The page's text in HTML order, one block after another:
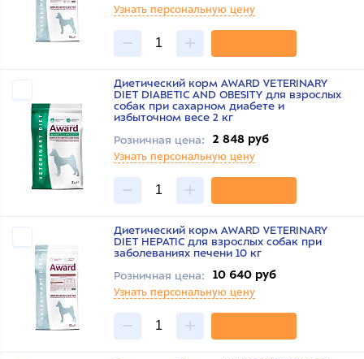
Узнать персональную цену
Диетический корм AWARD VETERINARY
DIET DIABETIC AND OBESITY для взрослых
собак при сахарном диабете и
избыточном весе 2 кг
Розничная цена:
2 848 руб
Узнать персональную цену
Диетический корм AWARD VETERINARY
DIET HEPATIC для взрослых собак при
заболеваниях печени 10 кг
Розничная цена:
10 640 руб
Узнать персональную цену